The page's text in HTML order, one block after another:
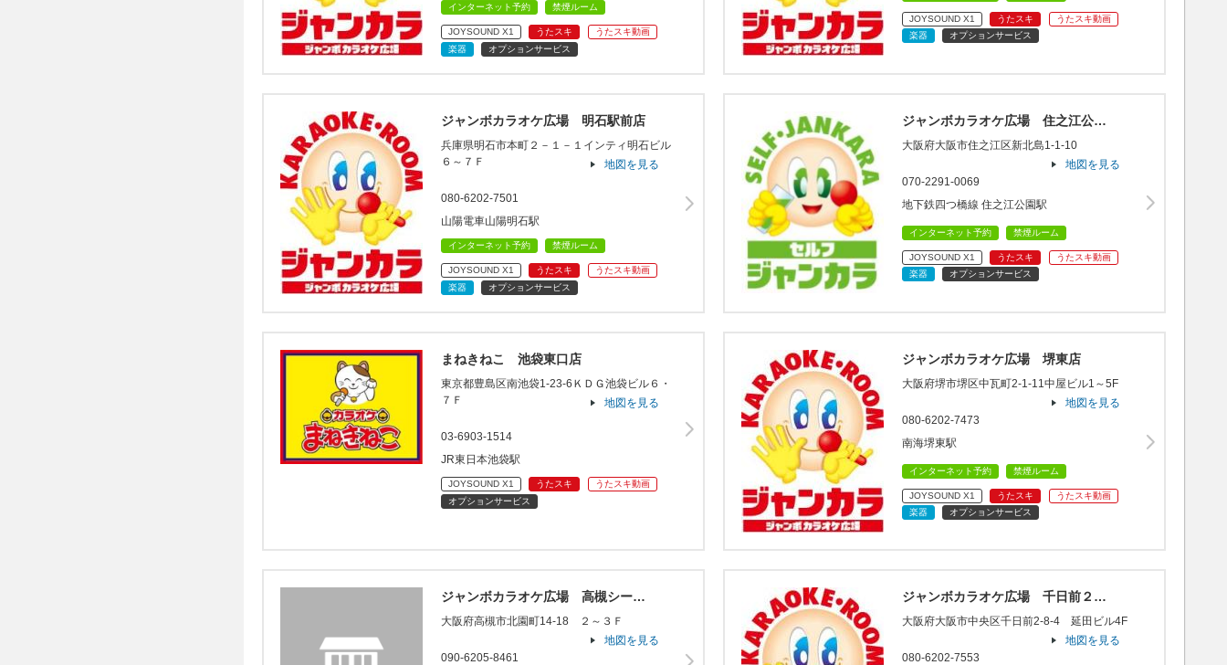
インターネット予約 禁煙ルーム
JOYSOUND X1 うたスキ
うたスキ動画
楽器
オプションサービス
JOYSOUND X1 うたスキ
うたスキ動画
楽器
オプションサービス
ジャンボカラオケ広場 明石駅前店
兵庫県明石市本町２－１－１インティ明石ビル
６～７Ｆ
080-6202-7501
山陽電車山陽明石駅
インターネット予約 禁煙ルーム
JOYSOUND X1 うたスキ
うたスキ動画
楽器
オプションサービス
地図を見る
ジャンボカラオケ広場 住之江公…
大阪府大阪市住之江区新北島1-1-10
070-2291-0069
地下鉄四つ橋線 住之江公園駅
インターネット予約 禁煙ルーム
JOYSOUND X1 うたスキ
うたスキ動画
楽器
オプションサービス
地図を見る
まねきねこ 池袋東口店
東京都豊島区南池袋1-23-6ＫＤＧ池袋ビル６・
７Ｆ
03-6903-1514
JR東日本池袋駅
JOYSOUND X1 うたスキ
うたスキ動画
オプションサービス
地図を見る
ジャンボカラオケ広場 堺東店
大阪府堺市堺区中瓦町2-1-11中屋ビル1～5F
080-6202-7473
南海堺東駅
インターネット予約 禁煙ルーム
JOYSOUND X1 うたスキ
うたスキ動画
楽器
オプションサービス
地図を見る
ジャンボカラオケ広場 高槻シー…
大阪府高槻市北園町14-18 ２～３Ｆ
090-6205-8461
地図を見る
ジャンボカラオケ広場 千日前２…
大阪府大阪市中央区千日前2-8-4 延田ビル4F
080-6202-7553
地図を見る